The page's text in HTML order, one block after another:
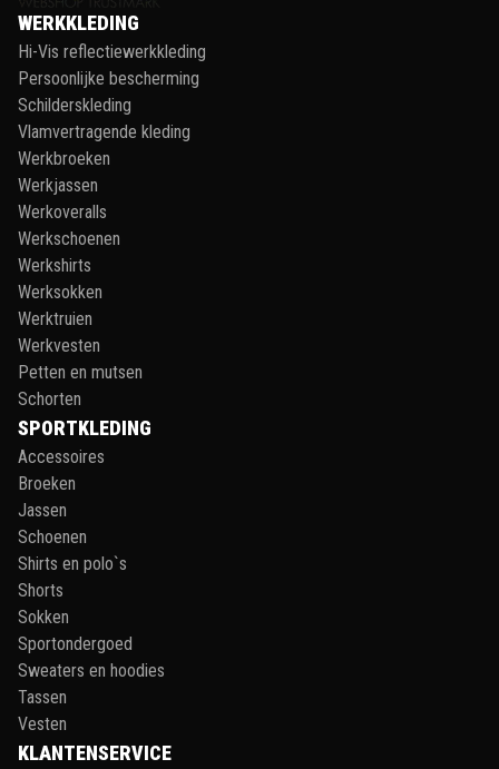
WERKKLEDING
Hi-Vis reflectiewerkkleding
Persoonlijke bescherming
Schilderskleding
Vlamvertragende kleding
Werkbroeken
Werkjassen
Werkoveralls
Werkschoenen
Werkshirts
Werksokken
Werktruien
Werkvesten
Petten en mutsen
Schorten
SPORTKLEDING
Accessoires
Broeken
Jassen
Schoenen
Shirts en polo`s
Shorts
Sokken
Sportondergoed
Sweaters en hoodies
Tassen
Vesten
KLANTENSERVICE